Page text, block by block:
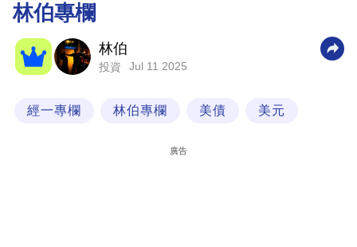
業
科
林伯專欄
林伯
投資 Jul 11 2025
經一專欄 林伯專欄 美債 美元
廣告